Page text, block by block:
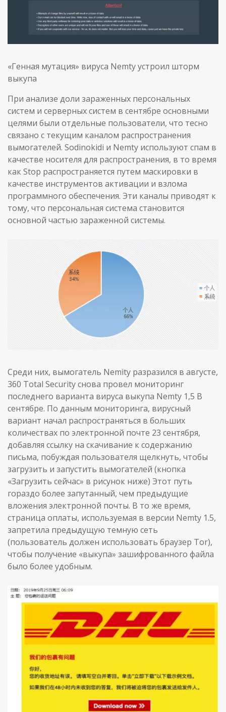
«Генная мутация» вируса Nemty устроил шторм
выкупа
При анализе доли зараженных персональных
систем и серверных систем в сентябре основными
целями были отдельные пользователи, что тесно
связано с текущим каналом распространения
вымогателей. Sodinokidi и Nemty используют спам в
качестве носителя для распространения, в то время
как Stop распространяется путем маскировки в
качестве инструментов активации и взлома
программного обеспечения. Эти каналы приводят к
тому, что персональная система становится
основной частью зараженной системы.
Среди них, вымогатель Nemity разразился в августе,
360 Total Security снова провел мониторинг
последнего варианта вируса выкупа Nemty 1,5 В
сентябре. По данным мониторинга, вирусный
вариант начал распространяться в больших
количествах по электронной почте 23 сентября,
добавляя ссылку на скачивание к содержанию
письма, побуждая пользователя щелкнуть, чтобы
загрузить и запустить вымогателей (кнопка
«Загрузить сейчас» в рисунок ниже) Этот путь
гораздо более запутанный, чем предыдущие
вложения электронной почты. В то же время,
страница оплаты, используемая в версии Nemty 1.5,
запретила предыдущую темную сеть
(пользователь должен использовать браузер Tor),
чтобы получение «выкупа» зашифрованного файла
было более удобным.